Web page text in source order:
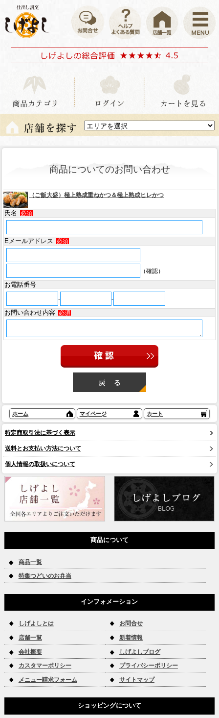
商品についてのお問い合わせ
（ご飯大盛）極上熟成重ねかつ＆極上熟成ヒレかつ
氏名 必須
Eメールアドレス 必須
（確認）
お電話番号
- -
お問い合わせ内容 必須
ホーム マイページ カート
特定商取引法に基づく表示
送料とお支払い方法について
個人情報の取扱いについて
商品について
商品一覧
特集つどいのお弁当
インフォメーション
しげよしとは お問合せ
店舗一覧 新着情報
会社概要 しげよしブログ
カスタマーポリシー プライバシーポリシー
メニュー請求フォーム サイトマップ
ショッピングについて